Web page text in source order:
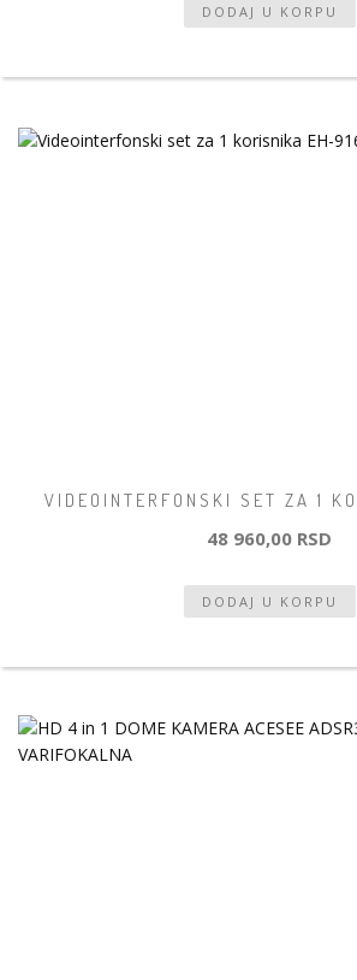
VIDEOINTERFONSKI SET ZA 1
48 960,00 RSD